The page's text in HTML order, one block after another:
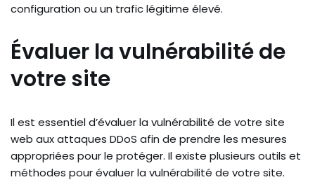
configuration ou un trafic légitime élevé.
Évaluer la vulnérabilité de
votre site
Il est essentiel d’évaluer la vulnérabilité de votre site
web aux attaques DDoS afin de prendre les mesures
appropriées pour le protéger. Il existe plusieurs outils et
méthodes pour évaluer la vulnérabilité de votre site.